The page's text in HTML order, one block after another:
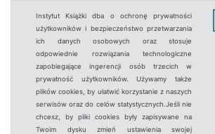
Instytut Książki dba o ochronę prywatności
użytkowników i bezpieczeństwo przetwarzania
ich danych osobowych oraz stosuje
odpowiednie rozwiązania technologiczne
zapobiegające ingerencji osób trzecich w
prywatność użytkowników. Używamy także
plików cookies, by ułatwić korzystanie z naszych
serwisów oraz do celów statystycznych.Jeśli nie
chcesz, by pliki cookies były zapisywane na
Twoim dysku zmień ustawienia swojej